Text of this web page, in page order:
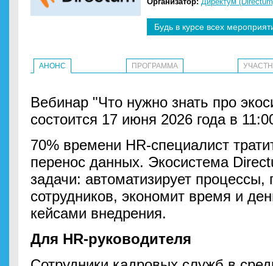
Будь в курсе всех
АНОНС ПРОГРАММА
Вебинар "Что нужно знать про
состоится 17 июня 2026 года в
70% времени HR-специалист
перенос данных. Экосистема
задачи: автоматизирует
сотрудников, экономит время и
кейсами внедрения.
Для HR-руководителя